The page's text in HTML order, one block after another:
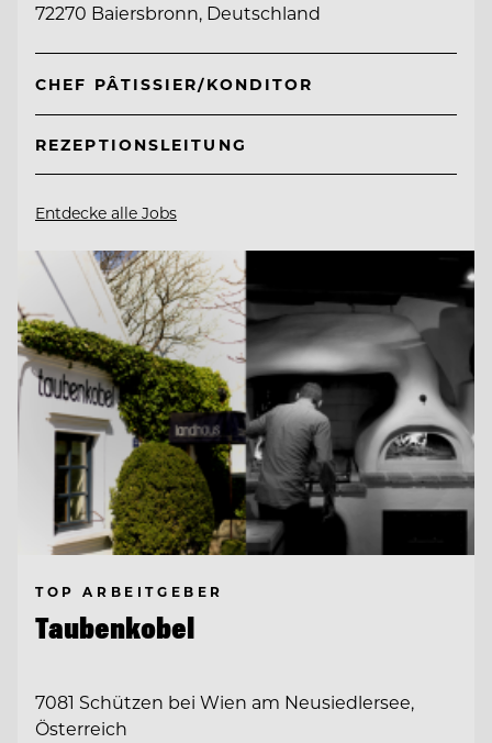
72270 Baiersbronn, Deutschland
CHEF PÂTISSIER/KONDITOR
REZEPTIONSLEITUNG
Entdecke alle Jobs
TOP ARBEITGEBER
Taubenkobel
7081 Schützen bei Wien am Neusiedlersee,
Österreich